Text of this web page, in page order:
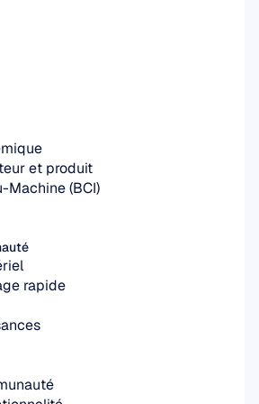
et produit
Machine (BCI)
rapide